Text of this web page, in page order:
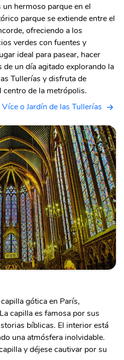
un hermoso parque en el
parque se extiende entre el
ofreciendo a los
verdes con fuentes y
ideal para pasear, hacer
de un día agitado explorando la
Tullerías y disfruta de
de la metrópolis.
Více o Jardín de las Tullerías
gótica en París,
capilla es famosa por sus
bíblicas. El interior está
una atmósfera inolvidable.
y déjese cautivar por su